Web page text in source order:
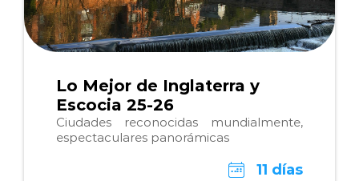
Lo Mejor de Inglaterra y
Escocia 25-26
Ciudades reconocidas mundialmente,
espectaculares panorámicas
11 días